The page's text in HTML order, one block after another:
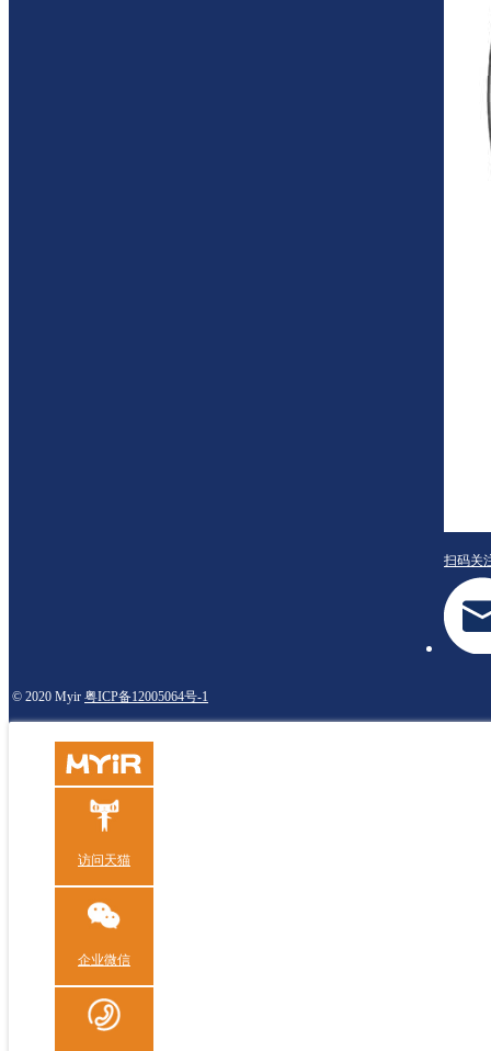
扫码关
© 2020 Myir 粤ICP备12005064号-1
访问天猫
企业微信